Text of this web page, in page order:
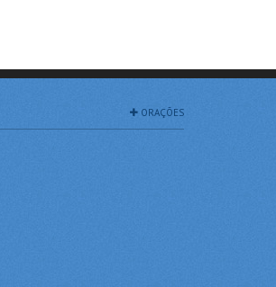
ORAÇÕES